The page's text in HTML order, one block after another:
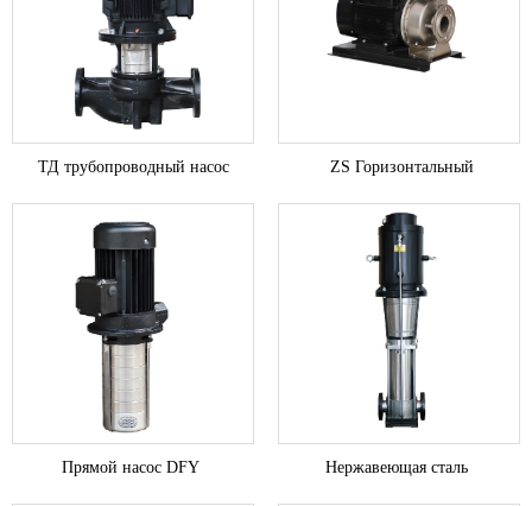
сталь
ТД трубопроводный насос ZS Горизонтальный
центробежный насос из
нержавеющей стали
Прямой насос DFY Нержавеющая сталь